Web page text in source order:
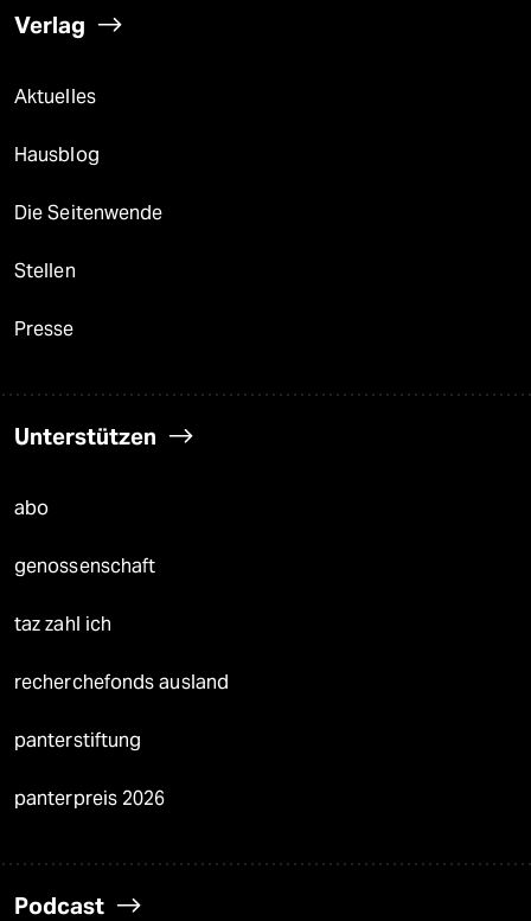
Verlag
Aktuelles
Hausblog
Die Seitenwende
Stellen
Presse
Unterstützen
abo
genossenschaft
taz zahl ich
recherchefonds ausland
panterstiftung
panterpreis 2026
Podcast